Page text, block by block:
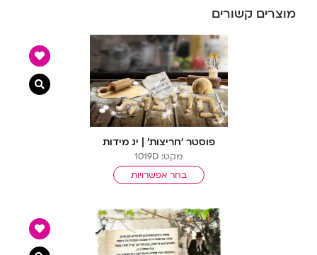
מוצרים קשורים
פוסטר ‘חריצות’ | יג מידות
מקט: 1019D
בחר אפשרויות
צפייה